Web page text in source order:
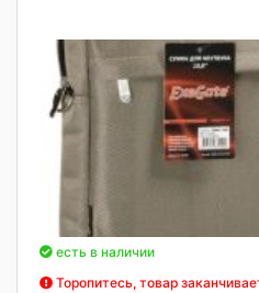
есть в наличии
Торопитесь, товар